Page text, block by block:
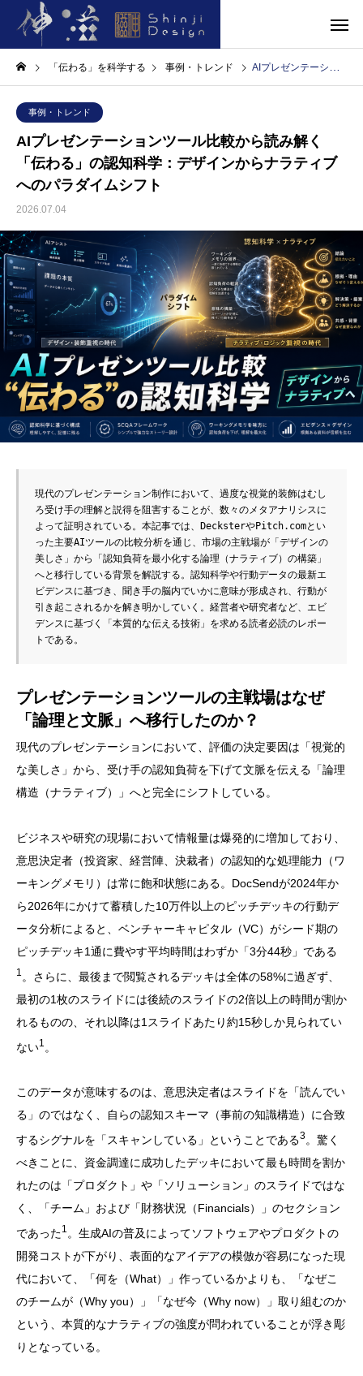
「伝わる」を科学する 事例・トレンド AIプレゼンテーションツール比較から読み解く「伝わる」の認知科学：デザインからナラティブへのパラダイムシフト
事例・トレンド
AIプレゼンテーションツール比較から読み解く
「伝わる」の認知科学：デザインからナラティブ
へのパラダイムシフト
2026.07.04
現代のプレゼンテーション制作において、過度な視覚的装飾はむし
ろ受け手の理解と説得を阻害することが、数々のメタアナリシスに
よって証明されている。本記事では、DecksterやPitch.comとい
った主要AIツールの比較分析を通じ、市場の主戦場が「デザインの
美しさ」から「認知負荷を最小化する論理（ナラティブ）の構築」
へと移行している背景を解説する。認知科学や行動データの最新エ
ビデンスに基づき、聞き手の脳内でいかに意味が形成され、行動が
引き起こされるかを解き明かしていく。経営者や研究者など、エビ
デンスに基づく「本質的な伝える技術」を求める読者必読のレポー
トである。
プレゼンテーションツールの主戦場はなぜ
「論理と文脈」へ移行したのか？
現代のプレゼンテーションにおいて、評価の決定要因は「視覚的
な美しさ」から、受け手の認知負荷を下げて文脈を伝える「論理
構造（ナラティブ）」へと完全にシフトしている。
ビジネスや研究の現場において情報量は爆発的に増加しており、
意思決定者（投資家、経営陣、決裁者）の認知的な処理能力（ワ
ーキングメモリ）は常に飽和状態にある。DocSendが2024年か
ら2026年にかけて蓄積した10万件以上のピッチデッキの行動デ
ータ分析によると、ベンチャーキャピタル（VC）がシード期の
ピッチデッキ1通に費やす平均時間はわずか「3分44秒」である
1 。さらに、最後まで閲覧されるデッキは全体の58%に過ぎず、
最初の1枚のスライドには後続のスライドの2倍以上の時間が割か
れるものの、それ以降は1スライドあたり約15秒しか見られてい
ない1 。
このデータが意味するのは、意思決定者はスライドを「読んでい
る」のではなく、自らの認知スキーマ（事前の知識構造）に合致
するシグナルを「スキャンしている」ということである3。驚く
べきことに、資金調達に成功したデッキにおいて最も時間を割か
れたのは「プロダクト」や「ソリューション」のスライドではな
く、「チーム」および「財務状況（Financials）」のセクション
であった1 。生成AIの普及によってソフトウェアやプロダクトの
開発コストが下がり、表面的なアイデアの模倣が容易になった現
代において、「何を（What）」作っているかよりも、「なぜこ
のチームが（Why you）」「なぜ今（Why now）」取り組むのか
という、本質的なナラティブの強度が問われていることが浮き彫
りとなっている。